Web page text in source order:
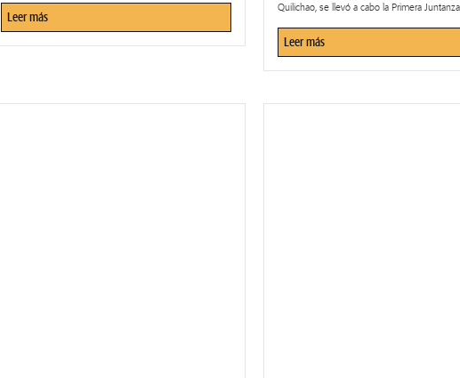
Leer más
Quilichao, se llevó a cabo la Primera
Leer más